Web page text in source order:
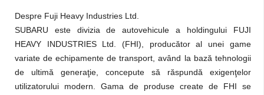
Despre Fuji Heavy Industries Ltd.
SUBARU este divizia de autovehicule a holdingului FUJI
HEAVY INDUSTRIES Ltd. (FHI), producător al unei game
variate de echipamente de transport, având la bază tehnologii
de ultimă generaţie, concepute să răspundă exigenţelor
utilizatorului modern. Gama de produse create de FHI se